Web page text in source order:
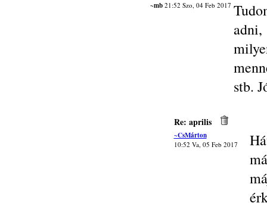
~mb21:52 Szo, 04 Feb 2017
stb.
Re: aprilis
~CsMárton
10:52 Va, 05 Feb 2017